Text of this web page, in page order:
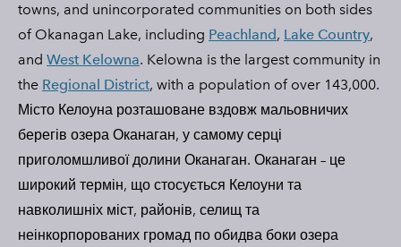
towns, and unincorporated communities on both sides
of Okanagan Lake, including Peachland, Lake Country,
and West Kelowna. Kelowna is the largest community in
the Regional District, with a population of over 143,000.
Місто Келоуна розташоване вздовж мальовничих
берегів озера Оканаган, у самому серці
приголомшливої ​​долини Оканаган. Оканаган – це
широкий термін, що стосується Келоуни та
навколишніх міст, районів, селищ та
неінкорпорованих громад по обидва боки озера